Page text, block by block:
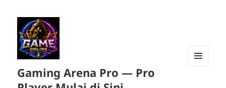
Gaming Arena Pro — Pro